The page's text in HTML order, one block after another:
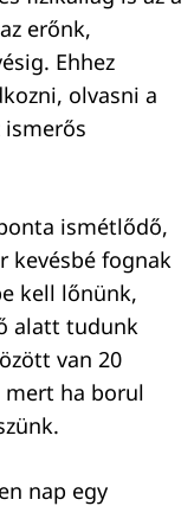
erőnk,
Ehhez
olvasni a
ismétlődő,
kevésbé fognak
kell lőnünk,
alatt tudunk
van 20
mert ha borul
nap egy